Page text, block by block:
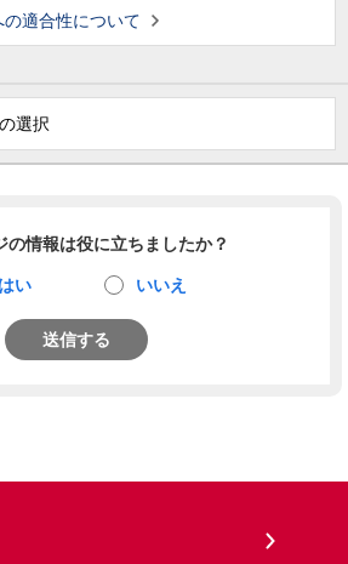
適合性について
選択
の情報は役に立ちましたか？
はい いいえ
送信する